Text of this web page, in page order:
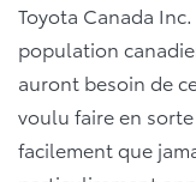
Toyota Canada
population
auront besoin de
voulu faire en
facilement que